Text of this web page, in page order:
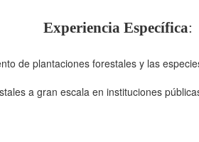
Experiencia Específica:
de plantaciones forestales y las
a gran escala en instituciones